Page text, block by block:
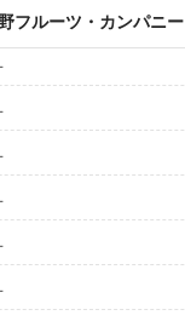
フルーツ・カンパニー